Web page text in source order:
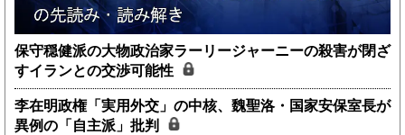
保守穏健派の大物政治家ラーリージャーニーの殺害が閉ざ
すイランとの交渉可能性
李在明政権「実用外交」の中核、魏聖洛・国家安保室長が
異例の「自主派」批判